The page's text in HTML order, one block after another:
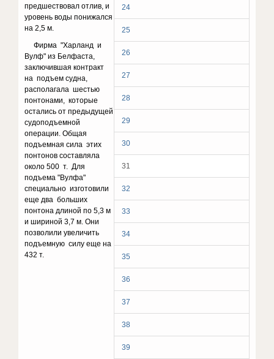
24
25
26
27
28
29
30
31
32
33
34
35
36
37
38
39
предшествовал отлив, и
уровень воды понижался
на 2,5 м.
Фирма "Харланд и
Вулф" из Белфаста,
заключившая контракт
на подъем судна,
располагала шестью
понтонами, которые
остались от предыдущей
судоподъемной
операции. Общая
подъемная сила этих
понтонов составляла
около 500 т. Для
подъема "Вулфа"
специально изготовили
еще два больших
понтона длиной по 5,3 м
и шириной 3,7 м. Они
позволили увеличить
подъемную силу еще на
432 т.